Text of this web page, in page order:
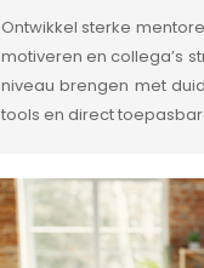
Ontwikkel sterke
motiveren en collega’s
niveau brengen met
tools en direct